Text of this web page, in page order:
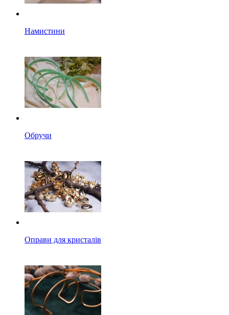
Намистини
Обручи
Оправи для кристалів